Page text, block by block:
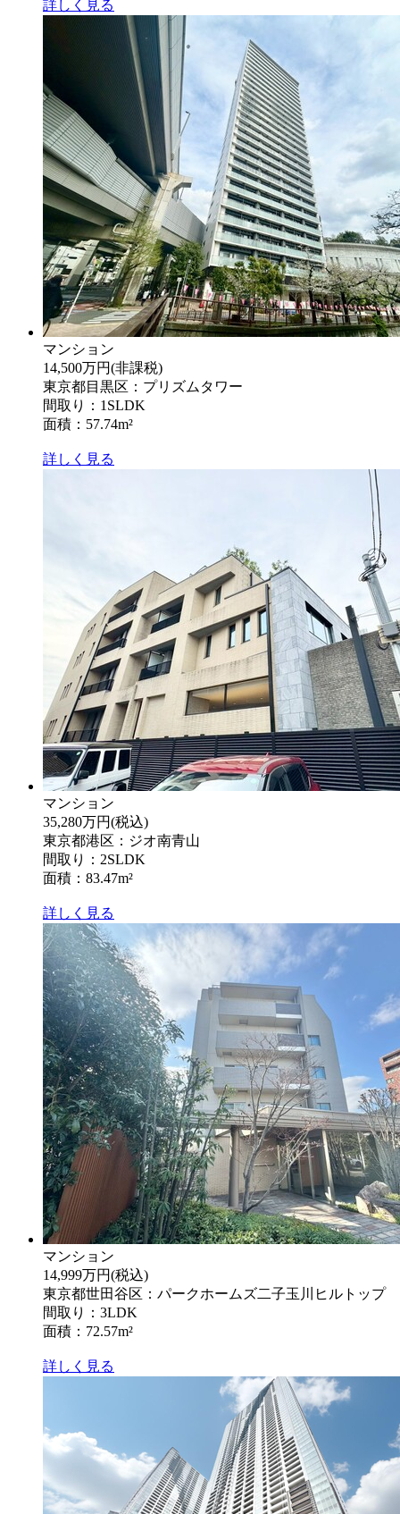
詳しく見る
マンション
14,500万円(非課税)
東京都目黒区：プリズムタワー
間取り：1SLDK
面積：57.74m²
詳しく見る
マンション
35,280万円(税込)
東京都港区：ジオ南青山
間取り：2SLDK
面積：83.47m²
詳しく見る
マンション
14,999万円(税込)
東京都世田谷区：パークホームズ二子玉川ヒルトップ
間取り：3LDK
面積：72.57m²
詳しく見る